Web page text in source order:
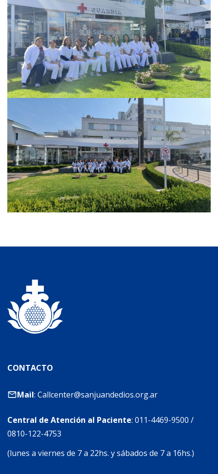
CONTACTO
Mail: Callcenter@sanjuandedios.org.ar
Central de Atención al Paciente: 011-4469-9500 /
0810-122-4753
(lunes a viernes de 7 a 22hs. y sábados de 7 a 16hs.)